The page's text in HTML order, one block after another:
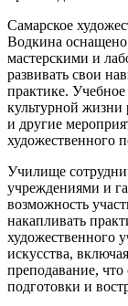
Самарское
Водкина
мастерскими и
развивать свои
практике. Учебное
культурной жизни
и другие
художественного
Училище
учреждениями и
возможность
накапливать
художественного
искусства,
преподавание, что
подготовки и